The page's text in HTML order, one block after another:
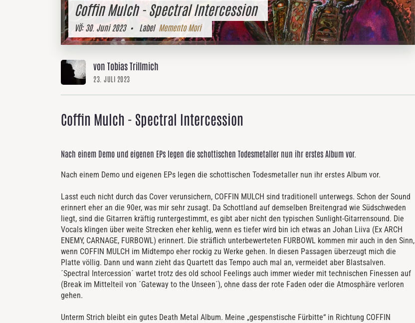
Coffin Mulch - Spectral Intercession
VÖ:30. Juni 2023• Label Memento Mori
von Tobias Trillmich
23. JULI 2023
Coffin Mulch - Spectral Intercession
Nach einem Demo und eigenen EPs legen die schottischen Todesmetaller nun ihr erstes Album vor.
Nach einem Demo und eigenen EPs legen die schottischen Todesmetaller nun ihr erstes Album vor.
Lasst euch nicht durch das Cover verunsichern, COFFIN MULCH sind traditionell unterwegs. Schon der Sound
erinnert eher an die 90er, was mir sehr zusagt. Da Schottland auf demselben Breitengrad wie Südschweden
liegt, sind die Gitarren kräftig runtergestimmt, es gibt aber nicht den typischen Sunlight-Gitarrensound. Die
Vocals klingen über weite Strecken eher kehlig, wenn es tiefer wird bin ich etwas an Johan Liiva (Ex ARCH
ENEMY, CARNAGE, FURBOWL) erinnert. Die sträflich unterbewerteten FURBOWL kommen mir auch in den Sinn,
wenn COFFIN MULCH im Midtempo eher rockig zu Werke gehen. In diesen Passagen überzeugt mich die
Platte völlig. Dann und wann zieht das Quartett das Tempo auch mal an, vermeidet aber Blastsalven.
´Spectral Intercession´ wartet trotz des old school Feelings auch immer wieder mit technischen Finessen auf
(Break im Mittelteil von ´Gateway to the Unseen´), ohne dass der rote Faden oder die Atmosphäre verloren
gehen.
Unterm Strich bleibt ein gutes Death Metal Album. Meine „gespenstische Fürbitte“ in Richtung COFFIN